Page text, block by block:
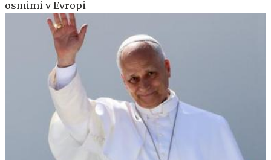
osmimi v Evropi